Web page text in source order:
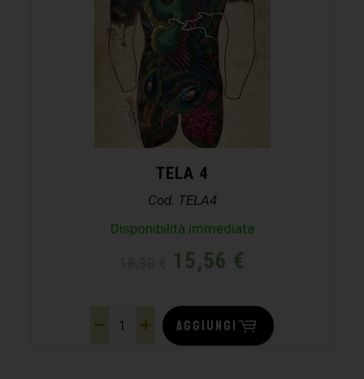
TELA 4
Cod. TELA4
Disponibilità immediata
15,56 €
AGGIUNGI